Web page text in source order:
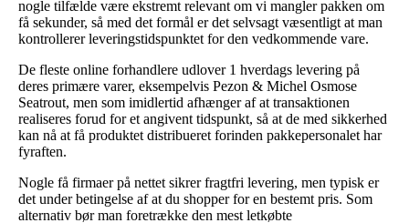
nogle tilfælde være ekstremt relevant om vi mangler pakken om
få sekunder, så med det formål er det selvsagt væsentligt at man
kontrollerer leveringstidspunktet for den vedkommende vare.
De fleste online forhandlere udlover 1 hverdags levering på
deres primære varer, eksempelvis Pezon & Michel Osmose
Seatrout, men som imidlertid afhænger af at transaktionen
realiseres forud for et angivent tidspunkt, så at de med sikkerhed
kan nå at få produktet distribueret forinden pakkepersonalet har
fyraften.
Nogle få firmaer på nettet sikrer fragtfri levering, men typisk er
det under betingelse af at du shopper for en bestemt pris. Som
alternativ bør man foretrække den mest letkøbte